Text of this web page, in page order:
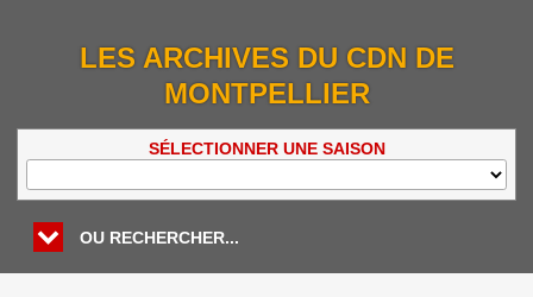
LES ARCHIVES DU CDN DE
MONTPELLIER
SÉLECTIONNER UNE SAISON
OU RECHERCHER...